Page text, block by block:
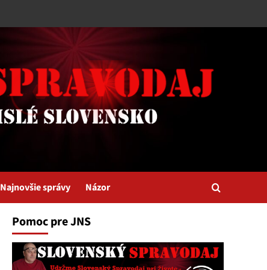
Najnovšie správy Názor
Pomoc pre JNS